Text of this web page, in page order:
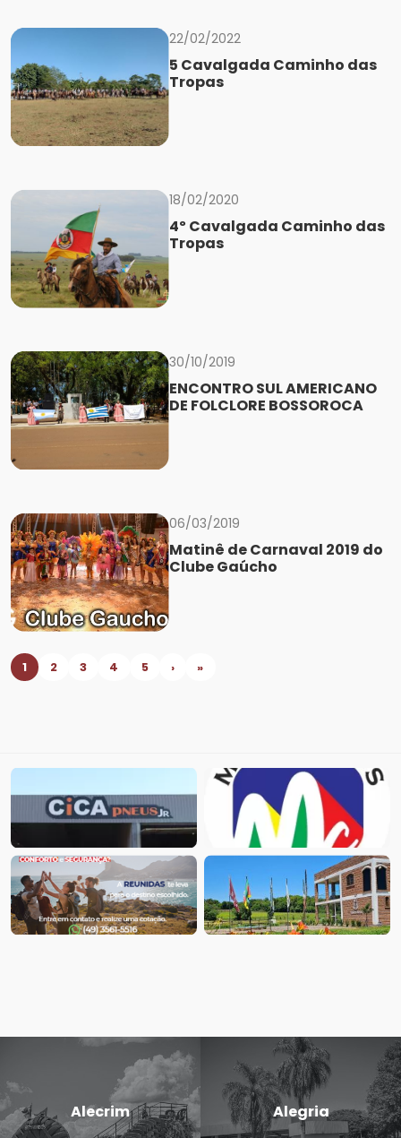
22/02/2022
5 Cavalgada Caminho das
Tropas
18/02/2020
4º Cavalgada Caminho das
Tropas
30/10/2019
ENCONTRO SUL AMERICANO
DE FOLCLORE BOSSOROCA
06/03/2019
Matinê de Carnaval 2019 do
Clube Gaúcho
1 2 3 4 5 › »
Alecrim Alegria